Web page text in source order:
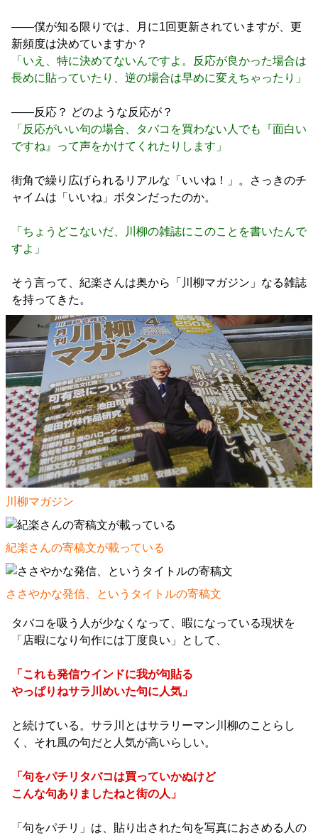
――僕が知る限りでは、月に1回更新されていますが、更
新頻度は決めていますか？
「いえ、特に決めてないんですよ。反応が良かった場合は
長めに貼っていたり、逆の場合は早めに変えちゃったり」
――反応？ どのような反応が？
「反応がいい句の場合、タバコを買わない人でも『面白い
ですね』って声をかけてくれたりします」
街角で繰り広げられるリアルな「いいね！」。さっきのチ
ャイムは「いいね」ボタンだったのか。
「ちょうどこないだ、川柳の雑誌にこのことを書いたんで
すよ」
そう言って、紀楽さんは奥から「川柳マガジン」なる雑誌
を持ってきた。
川柳マガジン
紀楽さんの寄稿文が載っている
ささやかな発信、というタイトルの寄稿文
タバコを吸う人が少なくなって、暇になっている現状を
「店暇になり句作には丁度良い」として、
「これも発信ウインドに我が句貼る
やっぱりねサラ川めいた句に人気」
と続けている。サラ川とはサラリーマン川柳のことらし
く、それ風の句だと人気が高いらしい。
「句をパチリタバコは買っていかぬけど
こんな句ありましたねと街の人」
「句をパチリ」は、貼り出された句を写真におさめる人の